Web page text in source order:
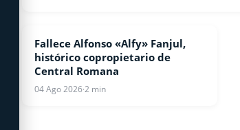
NACIONALES
Fallece Alfonso «Alfy» Fanjul,
histórico copropietario de
Central Romana
04 Ago 2026·2 min